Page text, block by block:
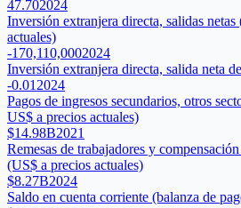
47.702024
Inversión extranjera directa, salidas
actuales)
-170,110,0002024
Inversión extranjera directa, salida neta
-0.01 2024
Pagos de ingresos secundarios, otros
US$ a precios actuales)
$14.98B2021
Remesas de trabajadores y
(US$ a precios actuales)
$8.27B2024
Saldo en cuenta corriente (balanza de